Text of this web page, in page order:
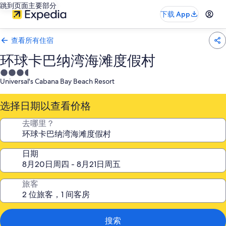
跳到页面主要部分
下载 App
查看所有住宿
环球卡巴纳湾海滩度假村
3.5
星
住
宿
Universal's Cabana Bay Beach Resort
选择日期以查看价格
去哪里？
日期
旅客
搜索